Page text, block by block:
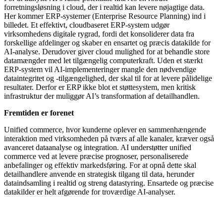
forretningsløsning i cloud, der i realtid kan levere nøjagtige data.
Her kommer ERP-systemer (Enterprise Resource Planning) ind i
billedet. Et effektivt, cloudbaseret ERP-system udgør
virksomhedens digitale rygrad, fordi det konsoliderer data fra
forskellige afdelinger og skaber en ensartet og præcis datakilde for
AI-analyse. Derudover giver cloud mulighed for at behandle store
datamængder med let tilgængelig computerkraft. Uden et stærkt
ERP-system vil AI-implementeringer mangle den nødvendige
dataintegritet og -tilgængelighed, der skal til for at levere pålidelige
resultater. Derfor er ERP ikke blot et støttesystem, men kritisk
infrastruktur der muliggør AI’s transformation af detailhandlen.
Fremtiden er forenet
Unified commerce, hvor kunderne oplever en sammenhængende
interaktion med virksomheden på tværs af alle kanaler, kræver også
avanceret dataanalyse og integration. AI understøtter unified
commerce ved at levere præcise prognoser, personaliserede
anbefalinger og effektiv markedsføring. For at opnå dette skal
detailhandlere anvende en strategisk tilgang til data, herunder
dataindsamling i realtid og streng datastyring. Ensartede og præcise
datakilder er helt afgørende for troværdige AI-analyser.